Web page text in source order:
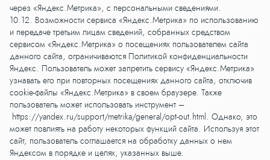
через «Яндекс.Метрика», с персональными сведениями.
10.12. Возможности сервиса «Яндекс.Метрика» по использованию
и передаче третьим лицам сведений, собранных средством
сервисом «Яндекс.Метрика» о посещениях пользователем сайта
данного сайта, ограничиваются Политикой конфиденциальности
Яндекс. Пользователь может запретить сервису «Яндекс.Метрика»
узнавать его при повторных посещениях данного сайта, отключив
cookie-файлы «Яндекс.Метрика» в своем браузере. Также
пользователь может использовать инструмент –
https://yandex.ru/support/metrika/general/opt-out.html. Однако, это
может повлиять на работу некоторых функций сайта. Используя этот
сайт, пользователь соглашается на обработку данных о нем
Яндексом в порядке и целях, указанных выше.